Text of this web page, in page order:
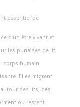
essentiel de
d’un être vivant et
les punaises de lit
corps humain
Elles migrent
des lits, des
ou restent